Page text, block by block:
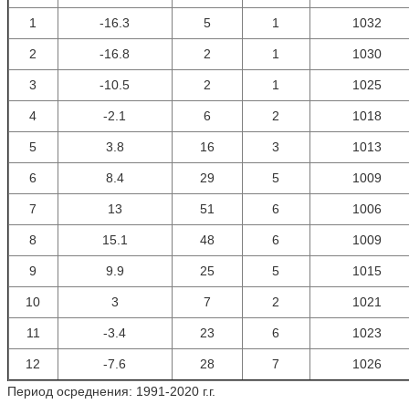
1 -16.3 5 1 1032
2 -16.8 2 1 1030
3 -10.5 2 1 1025
4 -2.1 6 2 1018
5 3.8 16 3 1013
6 8.4 29 5 1009
7 13 51 6 1006
8 15.1 48 6 1009
9 9.9 25 5 1015
10 3 7 2 1021
11 -3.4 23 6 1023
12 -7.6 28 7
1026
Период осреднения: 1991-2020 г.г.